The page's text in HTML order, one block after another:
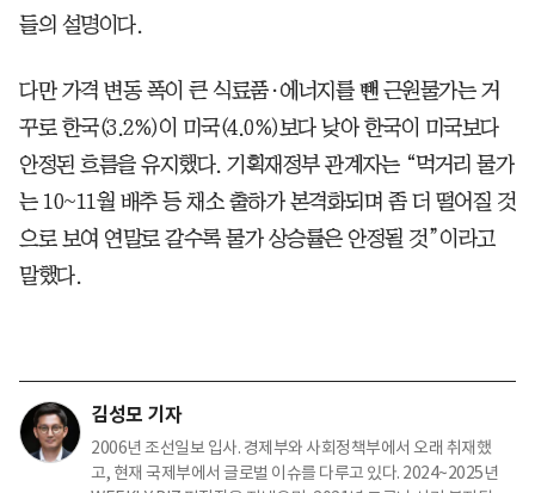
들의 설명이다.
다만 가격 변동 폭이 큰 식료품·에너지를 뺀 근원물가는 거
꾸로 한국(3.2%)이 미국(4.0%)보다 낮아 한국이 미국보다
안정된 흐름을 유지했다. 기획재정부 관계자는 “먹거리 물가
는 10~11월 배추 등 채소 출하가 본격화되며 좀 더 떨어질 것
으로 보여 연말로 갈수록 물가 상승률은 안정될 것”이라고
말했다.
김성모 기자
2006년 조선일보 입사. 경제부와 사회정책부에서 오래 취재했
고, 현재 국제부에서 글로벌 이슈를 다루고 있다. 2024~2025년